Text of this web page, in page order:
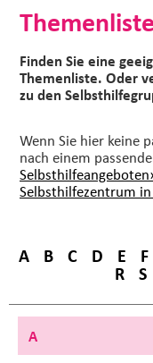
Finden Sie eine
Themenliste. Oder
zu den
Wenn Sie hier keine
nach einem
Selbsthilfezentrum
A B C D E F
R S
A